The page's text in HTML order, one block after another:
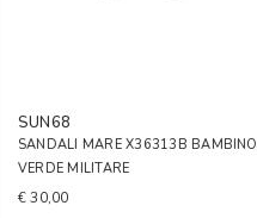
SUN68
SANDALI MARE X36313B BAMBINO
VERDE MILITARE
€ 30,00